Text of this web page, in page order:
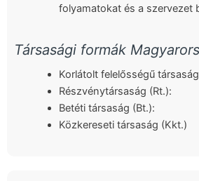
folyamatokat és a szervezet
Társasági formák
Korlátolt felelősségű
Részvénytársaság (Rt.):
Betéti társaság (Bt.):
Közkereseti társaság (Kkt.)